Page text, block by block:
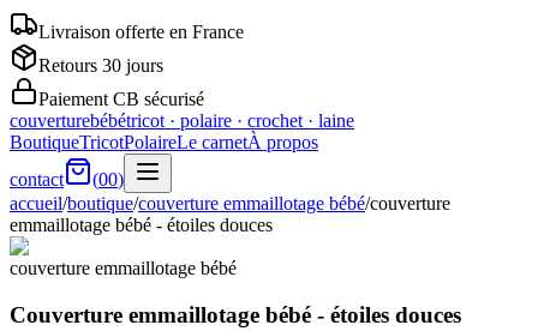
Livraison offerte en France
Retours 30 jours
Paiement CB sécurisé
couverturebébétricot · polaire · crochet · laine
BoutiqueTricotPolaireLe carnetÀ propos
contact
(00)
accueil/boutique/couverture emmaillotage bébé/couverture
emmaillotage bébé - étoiles douces
couverture emmaillotage bébé
Couverture emmaillotage bébé - étoiles douces